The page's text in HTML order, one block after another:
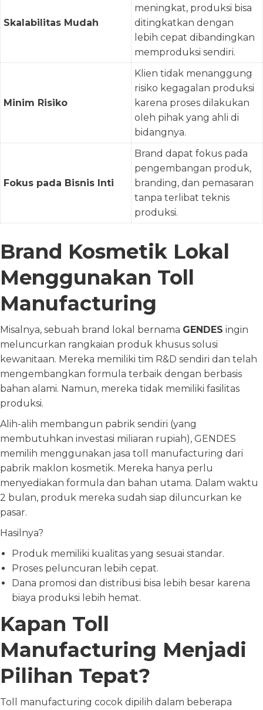
Skalabilitas Mudah
meningkat, produksi bisa
ditingkatkan dengan
lebih cepat dibandingkan
memproduksi sendiri.
Minim Risiko
Klien tidak menanggung
risiko kegagalan produksi
karena proses dilakukan
oleh pihak yang ahli di
bidangnya.
Fokus pada Bisnis Inti
Brand dapat fokus pada
pengembangan produk,
branding, dan pemasaran
tanpa terlibat teknis
produksi.
Brand Kosmetik Lokal
Menggunakan Toll
Manufacturing
Misalnya, sebuah brand lokal bernama GENDES ingin
meluncurkan rangkaian produk khusus solusi
kewanitaan. Mereka memiliki tim R&D sendiri dan telah
mengembangkan formula terbaik dengan berbasis
bahan alami. Namun, mereka tidak memiliki fasilitas
produksi.
Alih-alih membangun pabrik sendiri (yang
membutuhkan investasi miliaran rupiah), GENDES
memilih menggunakan jasa toll manufacturing dari
pabrik maklon kosmetik. Mereka hanya perlu
menyediakan formula dan bahan utama. Dalam waktu
2 bulan, produk mereka sudah siap diluncurkan ke
pasar.
Hasilnya?
Produk memiliki kualitas yang sesuai standar.
Proses peluncuran lebih cepat.
Dana promosi dan distribusi bisa lebih besar karena
biaya produksi lebih hemat.
Kapan Toll
Manufacturing Menjadi
Pilihan Tepat?
Toll manufacturing cocok dipilih dalam beberapa